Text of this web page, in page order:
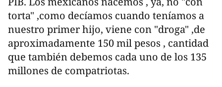
torta" ,como decíamos cuando teníamos a
nuestro primer hijo, viene con "droga" ,de
aproximadamente 150 mil pesos , cantidad
que también debemos cada uno de los 135
millones de compatriotas.